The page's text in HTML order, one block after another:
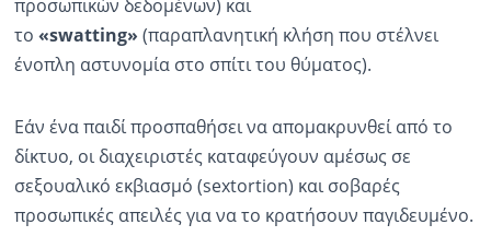
προσωπικών δεδομένων) και
το «swatting» (παραπλανητική κλήση που στέλνει
ένοπλη αστυνομία στο σπίτι του θύματος).
Εάν ένα παιδί προσπαθήσει να απομακρυνθεί από το
δίκτυο, οι διαχειριστές καταφεύγουν αμέσως σε
σεξουαλικό εκβιασμό (sextortion) και σοβαρές
προσωπικές απειλές για να το κρατήσουν παγιδευμένο.